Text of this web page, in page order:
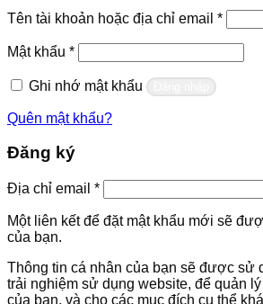
Tên tài khoản hoặc địa chỉ email *Bắt
buộc
Mật khẩu *Bắt
buộc
Ghi nhớ mật khẩu
Quên mật khẩu?
Đăng ký
Địa chỉ email *Bắt
buộc
Một liên kết để đặt mật khẩu mới sẽ
của bạn.
Thông tin cá nhân của bạn sẽ được sử
trải nghiệm sử dụng website, để quản
của bạn, và cho các mục đích cụ thể